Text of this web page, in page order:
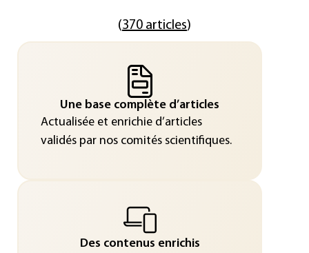
(370 articles)
Une base complète d’articles
Actualisée et enrichie d’articles
validés par nos comités scientifiques.
Des contenus enrichis